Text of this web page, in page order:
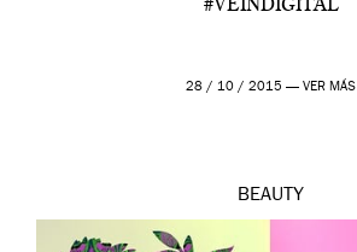
#VEINDIGITAL
28 / 10 / 2015 — VER MÁS
BEAUTY